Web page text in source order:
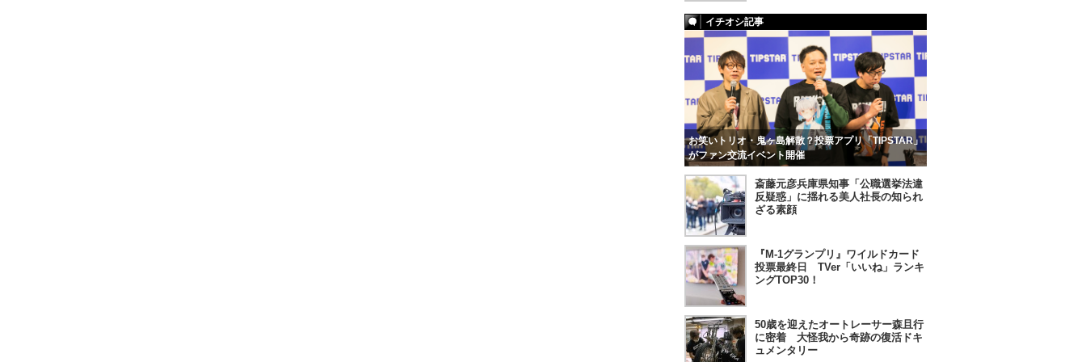
イチオシ記事
お笑いトリオ・鬼ヶ島解散？投票アプリ「TIPSTAR」
がファン交流イベント開催
斎藤元彦兵庫県知事「公職選挙法違
反疑惑」に揺れる美人社長の知られ
ざる素顔
『M-1グランプリ』ワイルドカード
投票最終日 TVer「いいね」ランキ
ングTOP30！
50歳を迎えたオートレーサー森且行
に密着 大怪我から奇跡の復活ドキ
ュメンタリー